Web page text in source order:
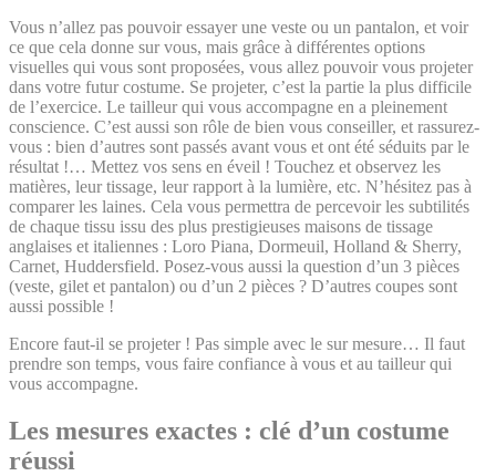
Vous n’allez pas pouvoir essayer une veste ou un pantalon, et voir
ce que cela donne sur vous, mais grâce à différentes options
visuelles qui vous sont proposées, vous allez pouvoir vous projeter
dans votre futur costume. Se projeter, c’est la partie la plus difficile
de l’exercice. Le tailleur qui vous accompagne en a pleinement
conscience. C’est aussi son rôle de bien vous conseiller, et rassurez-
vous : bien d’autres sont passés avant vous et ont été séduits par le
résultat !… Mettez vos sens en éveil ! Touchez et observez les
matières, leur tissage, leur rapport à la lumière, etc. N’hésitez pas à
comparer les laines. Cela vous permettra de percevoir les subtilités
de chaque tissu issu des plus prestigieuses maisons de tissage
anglaises et italiennes : Loro Piana, Dormeuil, Holland & Sherry,
Carnet, Huddersfield. Posez-vous aussi la question d’un 3 pièces
(veste, gilet et pantalon) ou d’un 2 pièces ? D’autres coupes sont
aussi possible !
Encore faut-il se projeter ! Pas simple avec le sur mesure… Il faut
prendre son temps, vous faire confiance à vous et au tailleur qui
vous accompagne.
Les mesures exactes : clé d’un costume
réussi